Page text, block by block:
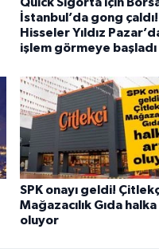
Quick Sigorta için
İstanbul’da gong çaldı!
Hisseler Yıldız
işlem görmeye başladı
SPK onayı geldi!
Mağazacılık Gıda
oluyor